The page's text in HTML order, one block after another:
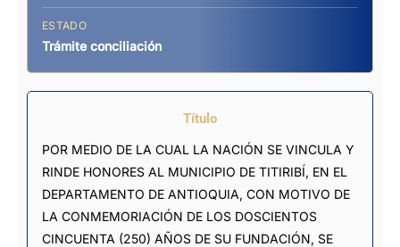
ESTADO
Trámite conciliación
Título
POR MEDIO DE LA CUAL LA NACIÓN SE VINCULA Y
RINDE HONORES AL MUNICIPIO DE TITIRIBÍ, EN EL
DEPARTAMENTO DE ANTIOQUIA, CON MOTIVO DE
LA CONMEMORIACIÓN DE LOS DOSCIENTOS
CINCUENTA (250) AÑOS DE SU FUNDACIÓN, SE